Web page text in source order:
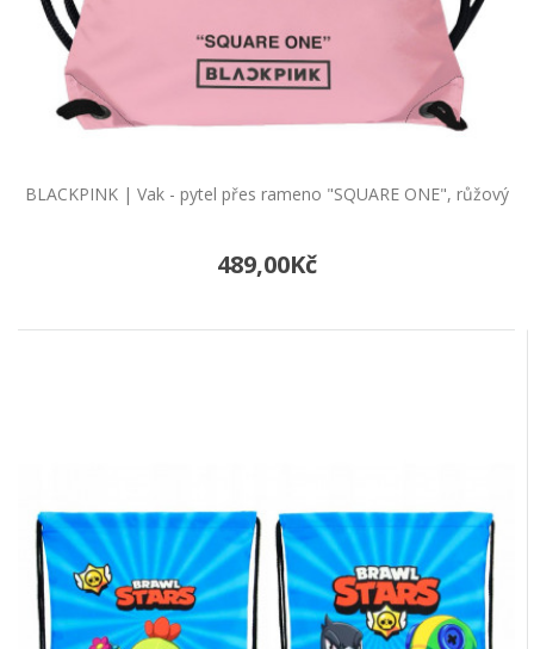
BLACKPINK | Vak - pytel přes rameno "SQUARE ONE", růžový
489,00Kč